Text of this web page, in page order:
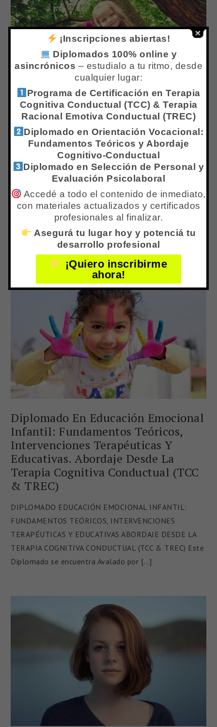
Entrenamiento En Habilidades
Sociales Aplicado A Población
Infantil
ENTRENAMIENTO EN HABILIDADES SOCIALES
APLICADO A POBLACIÓN INFANTIL Avalado por Centro
IPPC (Centro Internacional de Formación en Psicología
& Psicoterapia Cognitiva Comportamental) & por
REDEPP […]
Diplomado En Educación Emocional
Infantil: Fundamentos Teóricos,
Intervenciones Terapéuticas Y
Educativas. Abordaje Desde La
Terapia Cognitiva Conductual (TCC
& TREC)
DIPLOMADO EDUCACIÓN EMOCIONAL INFANTIL:
FUNDAMENTOS TEÓRICOS, INTERVENCIONES
TERAPÉUTICAS Y EDUCATIVAS ABORDAJE DESDE LA
TERAPIA COGNITIVA CONDUCTUAL (TCC & TREC) Este
Diplomado se encuentra Avalado por […]
¡Inscripciones abiertas!
Diplomados 100% online y
asincrónicos – estudialo a tu ritmo, desde
cualquier lugar:
Programa de Certificación en Terapia
Cognitiva Conductual (TCC) & Terapia
Racional Emotiva Conductual (TREC)
Diplomado en Orientación Vocacional:
Fundamentos Teóricos y Abordaje
Cognitivo-Conductual
Diplomado en Selección de Personal y
Evaluación Psicolaboral
Accedé a todo el contenido de inmediato,
con materiales actualizados y certificados
profesionales al finalizar.
Asegurá tu lugar hoy y potenciá tu
desarrollo profesional
¡Quiero inscribirme
ahora!